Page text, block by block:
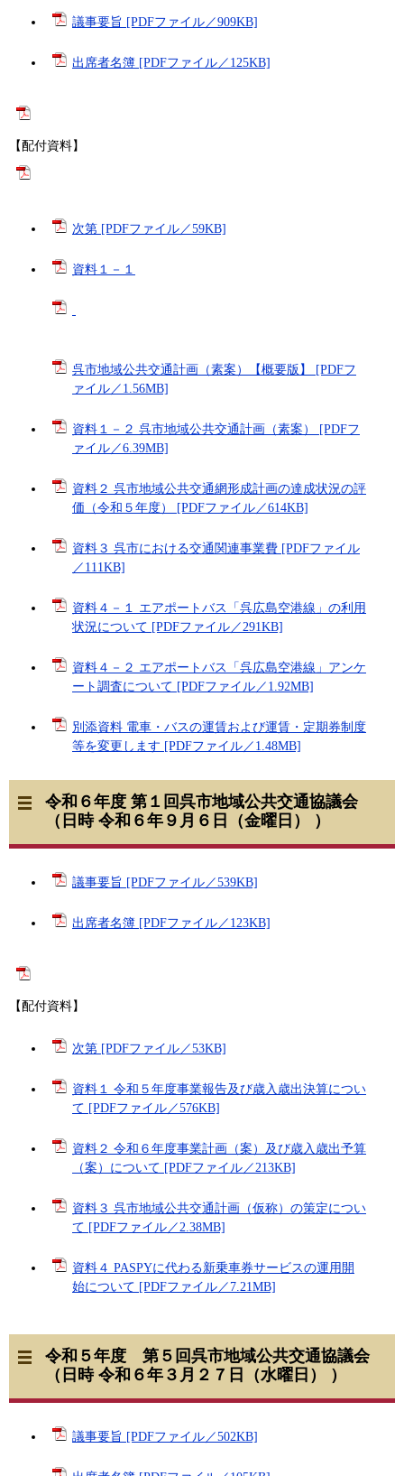
議事要旨 [PDFファイル／909KB]
出席者名簿 [PDFファイル／125KB]
【配付資料】​
次第 [PDFファイル／59KB]
資料１－１
呉市地域公共交通計画（素案）【概要版】 [PDFフ
ァイル／1.56MB]
資料１－２ 呉市地域公共交通計画（素案）​ [PDFフ
ァイル／6.39MB]
資料２ 呉市地域公共交通網形成計画の達成状況の評
価（令和５年度） [PDFファイル／614KB]
資料３ 呉市における交通関連事業費 [PDFファイル
／111KB]
資料４－１ エアポートバス「呉広島空港線」の利用
状況について [PDFファイル／291KB]
資料４－２ エアポートバス「呉広島空港線」アンケ
ート調査について [PDFファイル／1.92MB]
別添資料 電車・バスの運賃および運賃・定期券制度
等を変更します [PDFファイル／1.48MB]
令和６年度 第１回呉市地域公共交通協議会
（日時 令和６年９月６日（金曜日） ）
議事要旨 [PDFファイル／539KB]
出席者名簿 [PDFファイル／123KB]
【配付資料】​
次第 [PDFファイル／53KB]
資料１ 令和５年度事業報告及び歳入歳出決算につい
て [PDFファイル／576KB]
資料２ 令和６年度事業計画（案）及び歳入歳出予算
（案）について [PDFファイル／213KB]
資料３ 呉市地域公共交通計画（仮称）の策定につい
て [PDFファイル／2.38MB]
資料４ PASPYに代わる新乗車券サービスの運用開
始について [PDFファイル／7.21MB]
令和５年度 第５回呉市地域公共交通協議会
（日時 令和６年３月２７日（水曜日） ）
議事要旨 [PDFファイル／502KB]